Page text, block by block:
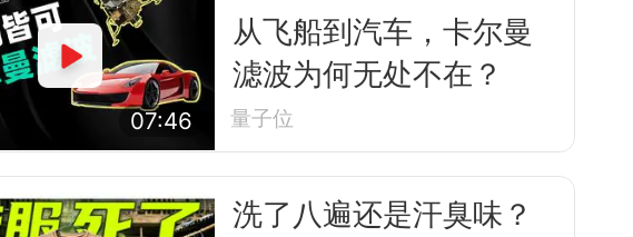
07:46
从飞船到汽车，卡尔曼
滤波为何无处不在？
量子位
洗了八遍还是汗臭味？